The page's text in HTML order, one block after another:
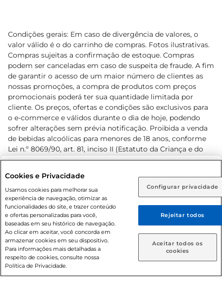
Rio de Janeiro (RJ) Goiás (GO)
Ou
Caso queira comprar online, informe como deseja receber
suas compras:
Entrega em casa Retire em Loja
Condições gerais: Em caso de divergência de valores, o
valor válido é o do carrinho de compras. Fotos ilustrativas.
Compras sujeitas a confirmação de estoque. Compras
podem ser canceladas em caso de suspeita de fraude. A fim
de garantir o acesso de um maior número de clientes as
nossas promoções, a compra de produtos com preços
promocionais poderá ter sua quantidade limitada por
cliente. Os preços, ofertas e condições são exclusivos para
o e-commerce e válidos durante o dia de hoje, podendo
sofrer alterações sem prévia notificação. Proibida a venda
de bebidas alcoólicas para menores de 18 anos, conforme
Lei n.º 8069/90, art. 81, inciso II (Estatuto da Criança e do
Adolescente). Preços e condições exclusivos para o
prévio. O valor mínimo para as compras on-line é de R$
80,00.
© 2026 Copyright. Todos os direitos
reservados Prezunic.
Cookies e Privacidade
Usamos cookies para melhorar sua
experiência de navegação, otimizar as
funcionalidades do site, e trazer conteúdo
e ofertas personalizadas para você,
baseadas em seu histórico de navegação.
Ao clicar em aceitar, você concorda em
armazenar cookies em seu dispositivo.
Para informações mais detalhadas a
respeito de cookies, consulte nossa
Política de Privacidade.
Configurar privacidade
Rejeitar todos
Aceitar todos os
cookies